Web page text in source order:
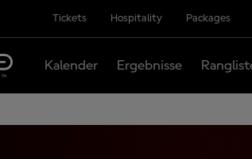
Tickets Hospitality Packages
Kalender Ergebnisse